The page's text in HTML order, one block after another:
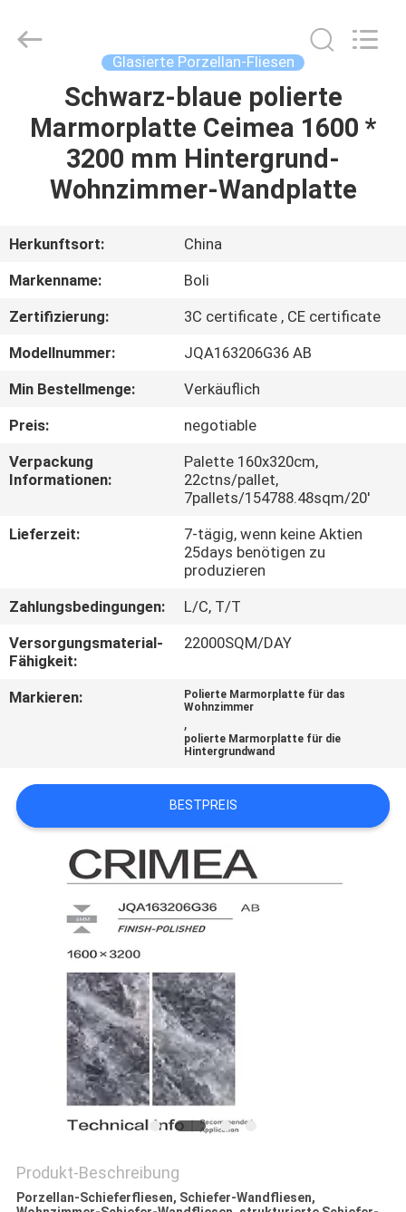
HAUSE
PRODUKTE
VIDEOS
UNS
WERKSBESICHTIGUNG
QUALITÄTSKONTROLLE
MIT
BITTE UM
EIN
ANGEBOT
DATENSCHUTZRICHTLINIE
CERAMICS
CO.,LTD..
Glasierte Porzellan-Fliesen
Schwarz-blaue polierte
Marmorplatte Ceimea 1600 *
3200 mm Hintergrund-
Wohnzimmer-Wandplatte
Herkunftsort:
China
Markenname:
Boli
Zertifizierung:
3C certificate , CE certificate
Modellnummer:
JQA163206G36 AB
Min Bestellmenge:
Verkäuflich
Preis:
negotiable
Verpackung
Informationen:
Palette 160x320cm,
22ctns/pallet,
7pallets/154788.48sqm/20'
Lieferzeit:
7-tägig, wenn keine Aktien
25days benötigen zu
produzieren
Zahlungsbedingungen:
L/C, T/T
Versorgungsmaterial-
Fähigkeit:
22000SQM/DAY
Markieren:
Polierte Marmorplatte für das
Wohnzimmer
,
polierte Marmorplatte für die
Hintergrundwand
BESTPREIS
Produkt-Beschreibung
Porzellan-Schieferfliesen, Schiefer-Wandfliesen,